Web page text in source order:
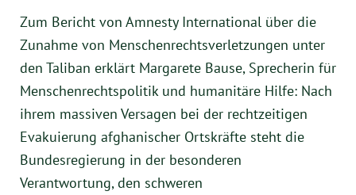
Zum Bericht von Amnesty International über die
Zunahme von Menschenrechtsverletzungen unter
den Taliban erklärt Margarete Bause, Sprecherin für
Menschenrechtspolitik und humanitäre Hilfe: Nach
ihrem massiven Versagen bei der rechtzeitigen
Evakuierung afghanischer Ortskräfte steht die
Bundesregierung in der besonderen
Verantwortung, den schweren